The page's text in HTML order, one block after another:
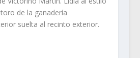
de la ganadería
suelta al recinto exterior.